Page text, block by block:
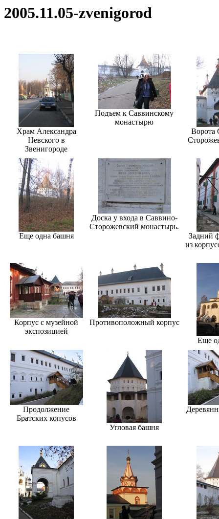
2005.11.05-zvenigorod
Храм Александра
Невского в
Звенигороде
Подъем к Саввинскому
монастырю
Ворота
Еще одна башня
Доска у входа в Саввино-
Сторожевский монастырь.
Задний
из
Корпус с музейной
экспозицией
Противоположный корпус
Еще
Продолжение
Братских копусов
Угловая башня